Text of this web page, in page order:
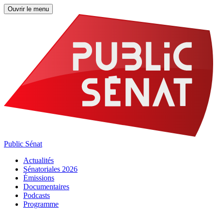
Ouvrir le menu
Public Sénat
Actualités
Sénatoriales 2026
Émissions
Documentaires
Podcasts
Programme